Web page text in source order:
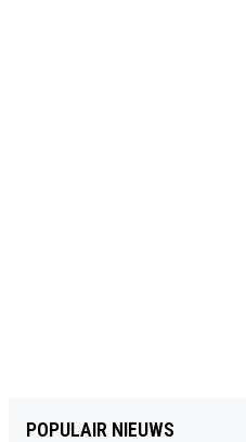
POPULAIR NIEUWS